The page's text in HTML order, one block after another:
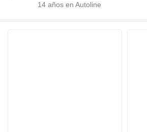
14 años en Autoline